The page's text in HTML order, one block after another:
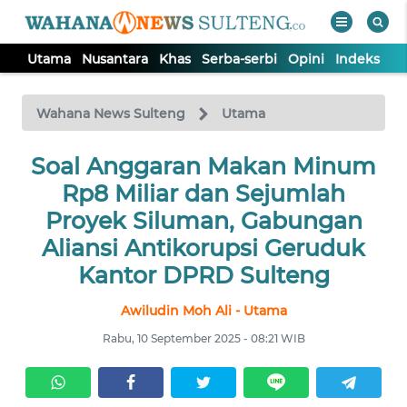
Utama Nusantara Khas Serba-serbi Opini Indeks
Wahana News Sulteng Utama
Soal Anggaran Makan Minum
Rp8 Miliar dan Sejumlah
Proyek Siluman, Gabungan
Aliansi Antikorupsi Geruduk
Kantor DPRD Sulteng
Awiludin Moh Ali - Utama
Rabu, 10 September 2025 - 08:21 WIB
TV
Tutup
UTAMA
NUSANTARA
OPINI